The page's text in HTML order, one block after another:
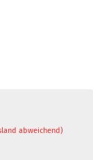
abweichend)